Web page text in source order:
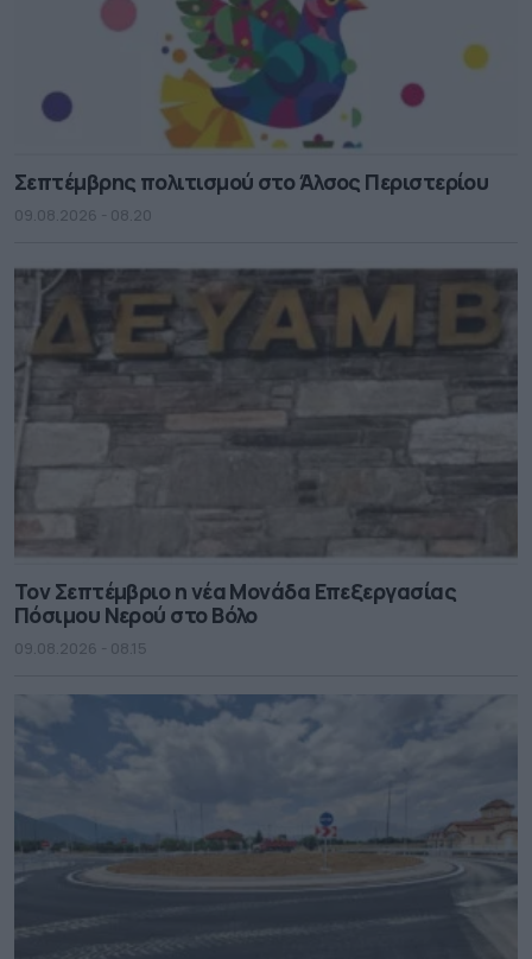
Σεπτέμβρης πολιτισμού στο Άλσος Περιστερίου
09.08.2026 - 08.20
Τον Σεπτέμβριο η νέα Μονάδα Επεξεργασίας
Πόσιμου Νερού στο Βόλο
09.08.2026 - 08.15